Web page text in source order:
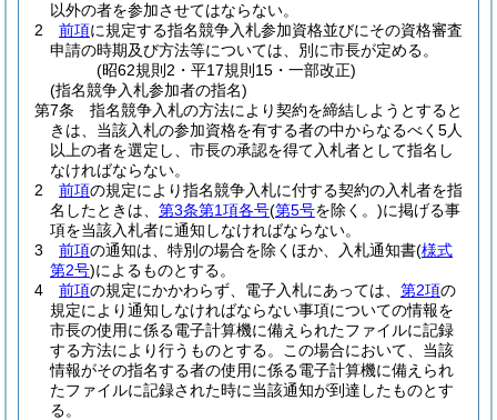
以外の者を参加させてはならない。
2
前項に規定する指名競争入札参加資格並びにその資格審査
申請の時期及び方法等については、別に市長が定める。
(昭62規則2・平17規則15・一部改正)
(指名競争入札参加者の指名)
第7条
指名競争入札の方法により契約を締結しようとすると
きは、当該入札の参加資格を有する者の中からなるべく5人
以上の者を選定し、市長の承認を得て入札者として指名し
なければならない。
2
前項の規定により指名競争入札に付する契約の入札者を指
名したときは、 第3条第1項各号(第5号を除く。)に掲げる事
項を当該入札者に通知しなければならない。
3
前項の通知は、特別の場合を除くほか、入札通知書(様式
第2号)によるものとする。
4
前項の規定にかかわらず、電子入札にあっては、 第2項の
規定により通知しなければならない事項についての情報を
市長の使用に係る電子計算機に備えられたファイルに記録
する方法により行うものとする。
この場合において、当該
情報がその指名する者の使用に係る電子計算機に備えられ
たファイルに記録された時に当該通知が到達したものとす
る。